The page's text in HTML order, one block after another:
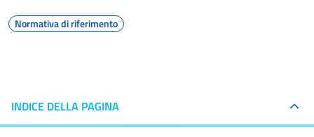
Normativa di riferimento
INDICE DELLA PAGINA